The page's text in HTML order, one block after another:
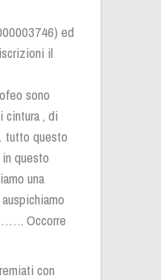
ed
il
sono
cintura , di
questo
questo
una
Occorre
con